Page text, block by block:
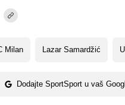
Milan Lazar Samardžić
Dodajte SportSport u vaš